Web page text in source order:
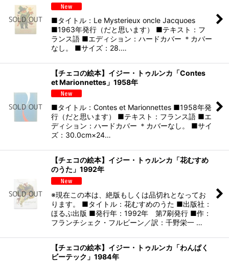
■タイトル：Le Mysterieux oncle Jacquoes
■1963年発行（だと思います） ■テキスト：フ
ランス語 ■エディション：ハードカバー ＊カバー
なし。 ■サイズ：28.…
【チェコの絵本】イジー・トゥルンカ「Contes
et Marionnettes」1958年
■タイトル：Contes et Marionnettes ■1958年発
行（だと思います） ■テキスト：フランス語 ■エ
ディション：ハードカバー ＊カバーなし。 ■サイ
ズ：30.0cm×24…
【チェコの絵本】イジー・トゥルンカ「花むすめ
のうた」1992年
※現在この本は、絶版もしくは品切れとなってお
ります。 ■タイトル：花むすめのうた ■出版社：
ほるぷ出版 ■発行年：1992年 第7刷発行 ■作：
フランチシェク・フルビーン／訳：千野栄一 …
【チェコの絵本】イジー・トゥルンカ「わんぱく
ビーテック」1984年